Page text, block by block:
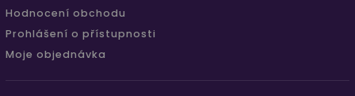
Hodnocení obchodu
Prohlášení o přístupnosti
Moje objednávka